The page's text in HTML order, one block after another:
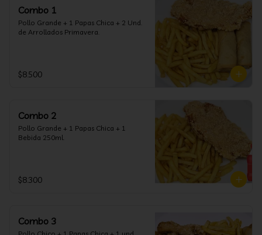
Combo 1
Pollo Grande + 1 Papas Chica + 2 Und.
de Arrollados Primavera.
$8.500
Combo 2
Pollo Grande + 1 Papas Chica + 1
Bebida 250ml.
$8.300
Combo 3